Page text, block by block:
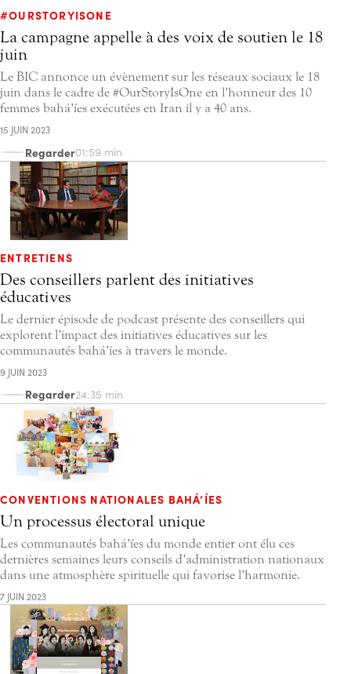
#OURSTORYISONE
La campagne appelle à des voix de soutien le 18
juin
Le BIC annonce un évènement sur les réseaux sociaux le 18
juin dans le cadre de #OurStoryIsOne en l’honneur des 10
femmes bahá’íes exécutées en Iran il y a 40 ans.
15 JUIN 2023
Regarder01:59 min
ENTRETIENS
Des conseillers parlent des initiatives
éducatives
Le dernier épisode de podcast présente des conseillers qui
explorent l’impact des initiatives éducatives sur les
communautés bahá’íes à travers le monde.
9 JUIN 2023
Regarder24:35 min
CONVENTIONS NATIONALES BAHÁ’ÍES
Un processus électoral unique
Les communautés bahá’íes du monde entier ont élu ces
dernières semaines leurs conseils d’administration nationaux
dans une atmosphère spirituelle qui favorise l’harmonie.
7 JUIN 2023